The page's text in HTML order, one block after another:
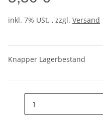
inkl. 7% USt. , zzgl. Versand
Knapper Lagerbestand